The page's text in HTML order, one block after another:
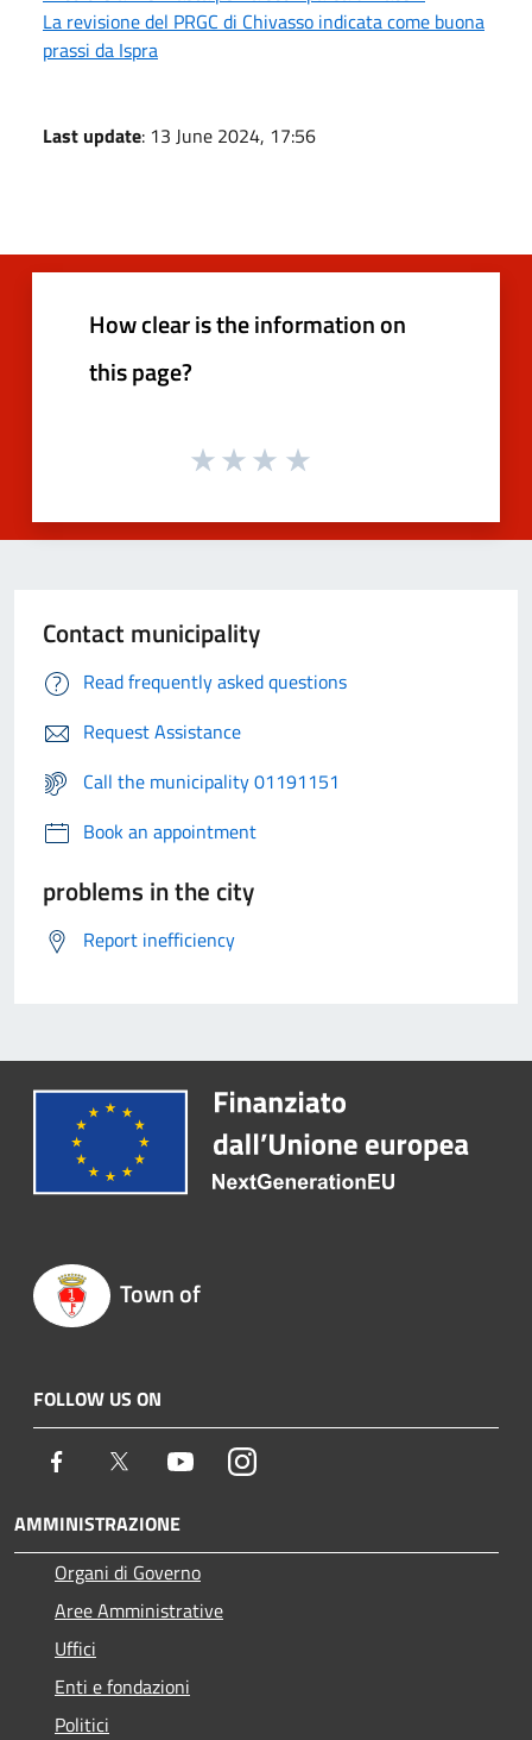
La revisione del PRGC di Chivasso indicata come buona
prassi da Ispra
Last update: 13 June 2024, 17:56
How clear is the information on
this page?
Contact municipality
Read frequently asked questions
Request Assistance
Call the municipality 01191151
Book an appointment
problems in the city
Report inefficiency
Town of
FOLLOW US ON
Facebook Twitter YoutubeInstagram
AMMINISTRAZIONE
Organi di Governo
Aree Amministrative
Uffici
Enti e fondazioni
Politici